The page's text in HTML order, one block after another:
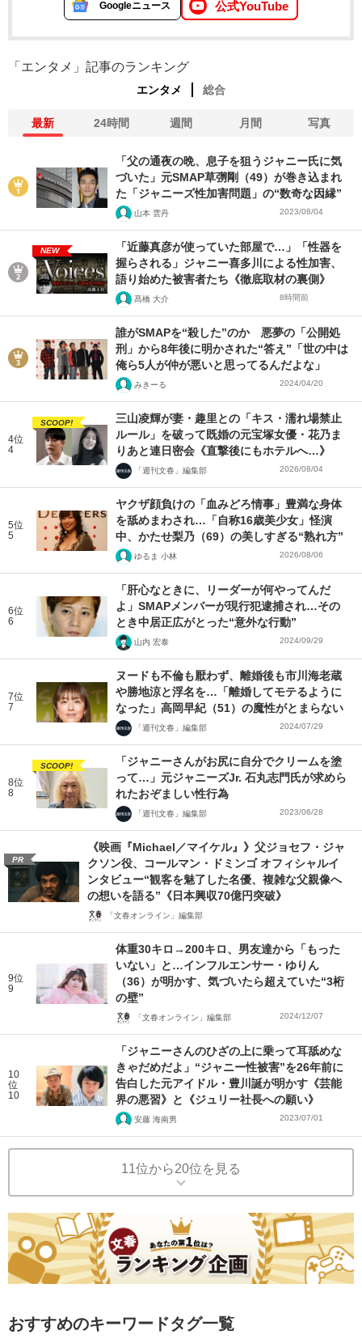
Googleニュース 公式YouTube
「エンタメ」記事のランキング
エンタメ 総合
最新 24時間 週間 月間 写真
「父の通夜の晩、息子を狙うジャニー氏に気
づいた」元SMAP草彅剛（49）が巻き込まれ
た「ジャニーズ性加害問題」の“数奇な因縁”
山本 雲丹 2023/08/04
NEW
「近藤真彦が使っていた部屋で…」「性器を
握らされる」ジャニー喜多川による性加害、
語り始めた被害者たち《徹底取材の裏側》
髙橋 大介 8時間前
誰がSMAPを“殺した”のか 悪夢の「公開処
刑」から8年後に明かされた“答え”「世の中は
俺ら5人が仲が悪いと思ってるんだよな」
みきーる 2024/04/20
4位
4
SCOOP!
三山凌輝が妻・趣里との「キス・濡れ場禁止
ルール」を破って既婚の元宝塚女優・花乃ま
りあと連日密会《直撃後にもホテルへ…》
「週刊文春」編集部 2026/08/04
5位
5
ヤクザ顔負けの「血みどろ情事」豊満な身体
を舐めまわされ…「自称16歳美少女」怪演
中、かたせ梨乃（69）の美しすぎる“熟れ方”
ゆるま 小林 2026/08/06
6位
6
「肝心なときに、リーダーが何やってんだ
よ」SMAPメンバーが現行犯逮捕され…その
とき中居正広がとった“意外な行動”
山内 宏泰 2024/09/29
7位
7
ヌードも不倫も厭わず、離婚後も市川海老蔵
や勝地涼と浮名を…「離婚してモテるように
なった」高岡早紀（51）の魔性がとまらない
「週刊文春」編集部 2024/07/29
8位
8
SCOOP!
「ジャニーさんがお尻に自分でクリームを塗
って…」元ジャニーズJr. 石丸志門氏が求めら
れたおぞましい性行為
「週刊文春」編集部 2023/06/28
PR
《映画『Michael／マイケル』》父ジョセフ・ジャ
クソン役、コールマン・ドミンゴ オフィシャルイ
ンタビュー“観客を魅了した名優、複雑な父親像へ
の想いを語る”《日本興収70億円突破》
「文春オンライン」編集部
9位
9
体重30キロ→200キロ、男友達から「もった
いない」と…インフルエンサー・ゆりん
（36）が明かす、気づいたら超えていた“3桁
の壁”
「文春オンライン」編集部 2024/12/07
10
位
10
「ジャニーさんのひざの上に乗って耳舐めな
きゃだめだよ」“ジャニー性被害”を26年前に
告白した元アイドル・豊川誕が明かす《芸能
界の悪習》と《ジュリー社長への願い》
安藤 海南男 2023/07/01
11位から20位を見る
おすすめのキーワードタグ一覧